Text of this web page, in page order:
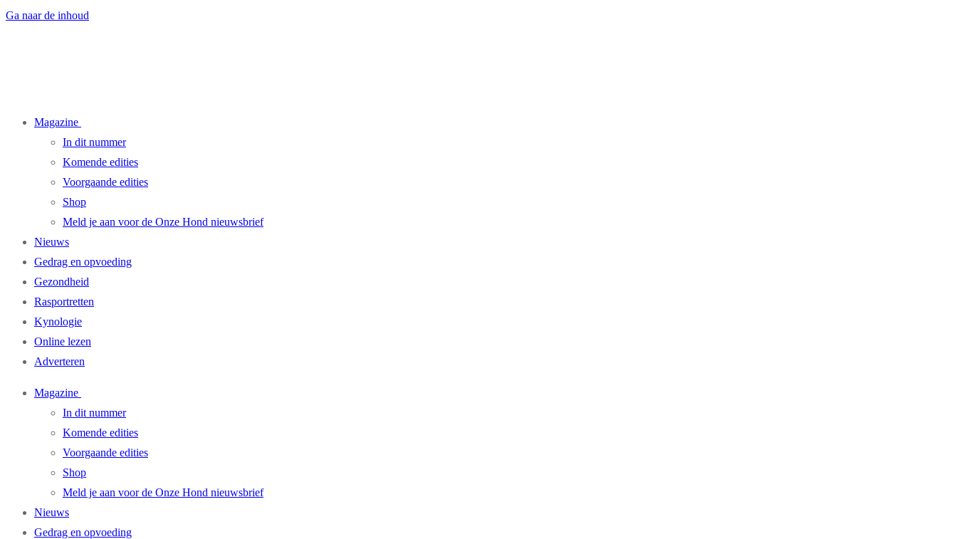
Ga naar de inhoud
Magazine
In dit nummer
Komende edities
Voorgaande edities
Shop
Meld je aan voor de Onze Hond nieuwsbrief
Nieuws
Gedrag en opvoeding
Gezondheid
Rasportretten
Kynologie
Online lezen
Adverteren
Magazine
In dit nummer
Komende edities
Voorgaande edities
Shop
Meld je aan voor de Onze Hond nieuwsbrief
Nieuws
Gedrag en opvoeding